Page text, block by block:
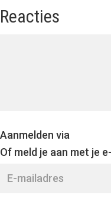
Reacties
Aanmelden via
Of meld je aan met je